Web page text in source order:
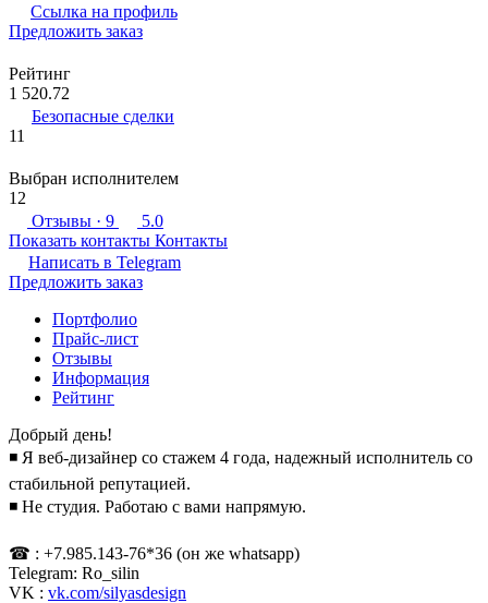
Ссылка на профиль
Предложить заказ
Рейтинг
1 520.72
Безопасные сделки
11
Выбран исполнителем
12
Отзывы · 9
5.0
Показать контакты Контакты
Написать в Telegram
Предложить заказ
Портфолио
Прайс-лист
Отзывы
Информация
Рейтинг
Добрый день!
◾ Я веб-дизайнер со стажем 4 года, надежный исполнитель со
стабильной репутацией.
◾ Не студия. Работаю с вами напрямую.
☎ : +7.985.143-76*36 (он же whatsapp)
Telegram: Ro_silin
VK : vk.com/silyasdesign